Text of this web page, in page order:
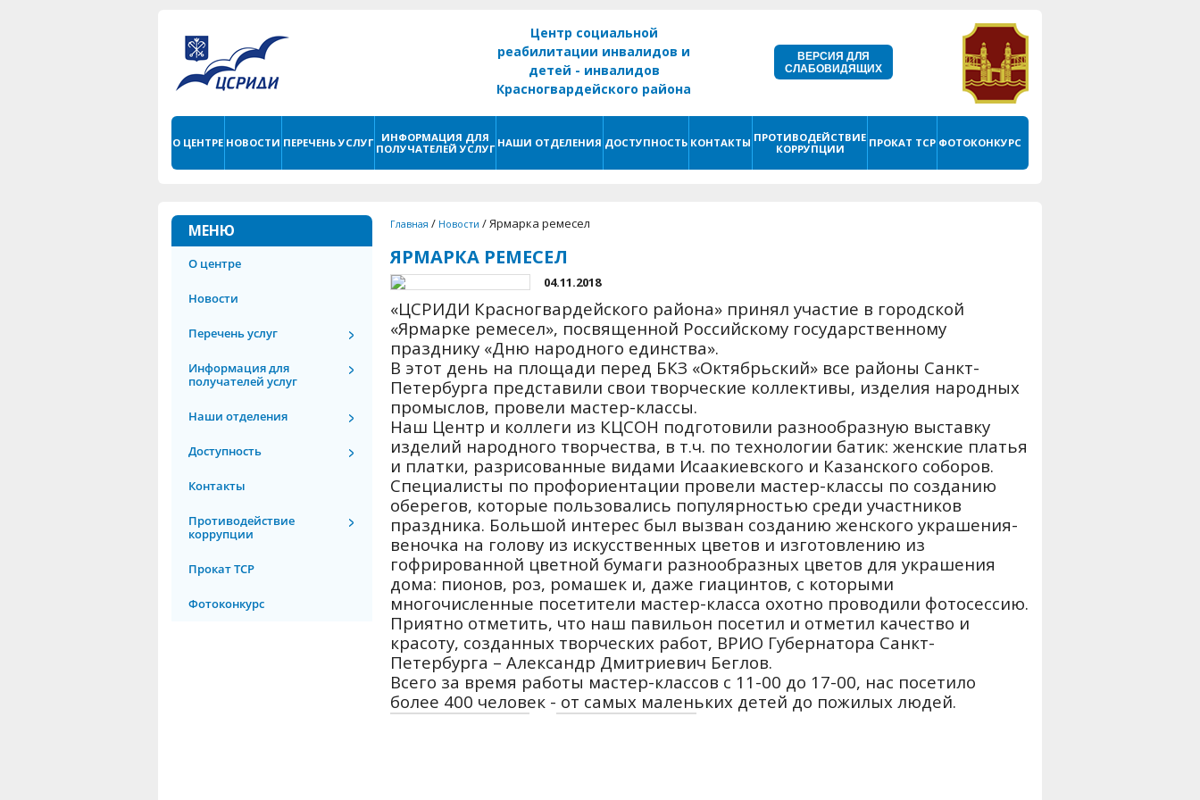
Центр социальной
реабилитации инвалидов и
детей - инвалидов
Красногвардейского района
ВЕРСИЯ ДЛЯ
СЛАБОВИДЯЩИХ
О ЦЕНТРЕ НОВОСТИ ПЕРЕЧЕНЬ УСЛУГ
ИНФОРМАЦИЯ ДЛЯ
ПОЛУЧАТЕЛЕЙ УСЛУГ НАШИ ОТДЕЛЕНИЯ ДОСТУПНОСТЬ КОНТАКТЫ ПРОТИВОДЕЙСТВИЕ
КОРРУПЦИИ
ПРОКАТ ТСР ФОТОКОНКУРС
МЕНЮ
О центре
Новости
Перечень услуг
Информация для
получателей услуг
Наши отделения
Доступность
Контакты
Противодействие
коррупции
Прокат ТСР
Фотоконкурс
Главная / Новости /Ярмарка ремесел
ЯРМАРКА РЕМЕСЕЛ
04.11.2018
«ЦСРИДИ Красногвардейского района» принял участие в городской
«Ярмарке ремесел», посвященной Российскому государственному
празднику «Дню народного единства».
В этот день на площади перед БКЗ «Октябрьский» все районы Санкт-
Петербурга представили свои творческие коллективы, изделия народных
промыслов, провели мастер-классы.
Наш Центр и коллеги из КЦСОН подготовили разнообразную выставку
изделий народного творчества, в т.ч. по технологии батик: женские платья
и платки, разрисованные видами Исаакиевского и Казанского соборов.
Специалисты по профориентации провели мастер-классы по созданию
оберегов, которые пользовались популярностью среди участников
праздника. Большой интерес был вызван созданию женского украшения-
веночка на голову из искусственных цветов и изготовлению из
гофрированной цветной бумаги разнообразных цветов для украшения
дома: пионов, роз, ромашек и, даже гиацинтов, с которыми
многочисленные посетители мастер-класса охотно проводили фотосессию.
Приятно отметить, что наш павильон посетил и отметил качество и
красоту, созданных творческих работ, ВРИО Губернатора Санкт-
Петербурга – Александр Дмитриевич Беглов.
Всего за время работы мастер-классов с 11-00 до 17-00, нас посетило
более 400 человек - от самых маленьких детей до пожилых людей.